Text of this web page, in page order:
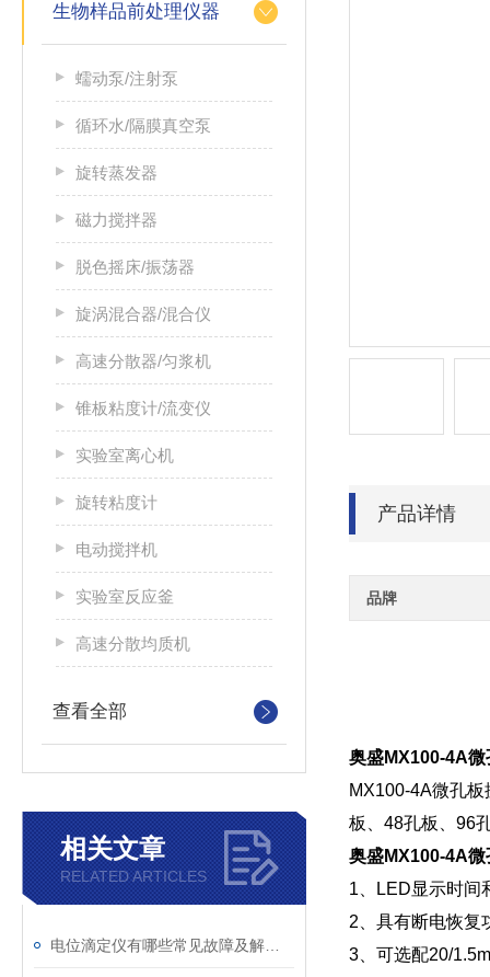
生物样品前处理仪器
蠕动泵/注射泵
循环水/隔膜真空泵
旋转蒸发器
磁力搅拌器
脱色摇床/振荡器
旋涡混合器/混合仪
高速分散器/匀浆机
锥板粘度计/流变仪
实验室离心机
旋转粘度计
电动搅拌机
实验室反应釜
高速分散均质机
查看全部
相关文章
RELATED ARTICLES
产品详情
品牌
奥盛MX100-4A
MX100-4A微孔
板、48孔板、96
奥盛MX100-4A
1、LED显示时
2、具有断电恢复
3、可选配20/